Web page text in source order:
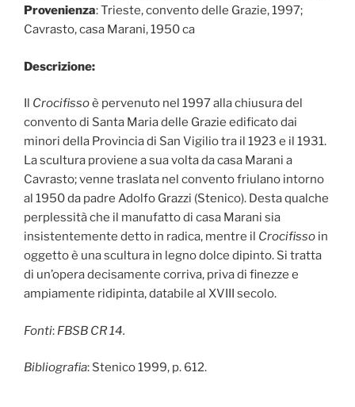
Provenienza: Trieste, convento delle Grazie, 1997;
Cavrasto, casa Marani, 1950 ca
Descrizione:
Crocifissoè pervenuto nel 1997 alla chiusura del
convento di Santa Maria delle Grazie edificato dai
minori della Provincia di San Vigilio tra il 1923 e il 1931.
La scultura proviene a sua volta da casa Marani a
Cavrasto; venne traslata nel convento friulano intorno
al 1950 da padre Adolfo Grazzi (Stenico). Desta qualche
perplessità che il manufatto di casa Marani sia
insistentemente detto in radica, mentre il Crocifisso in
oggetto è una scultura in legno dolce dipinto. Si tratta
di un’opera decisamente corriva, priva di finezze e
ampiamente ridipinta, databile al XVIII secolo.
Fonti: FBSB CR 14.
Bibliografia: Stenico 1999, p. 612.